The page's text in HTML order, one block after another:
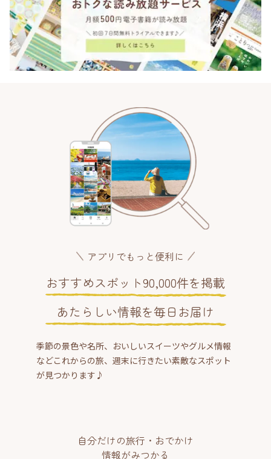
アプリでもっと便利に
おすすめスポット90,000件を掲載
あたらしい情報を毎日お届け
季節の景色や名所、おいしいスイーツやグルメ情報
などこれからの旅、週末に行きたい素敵なスポット
が見つかります♪
自分だけの旅行・おでかけ
情報がみつかる